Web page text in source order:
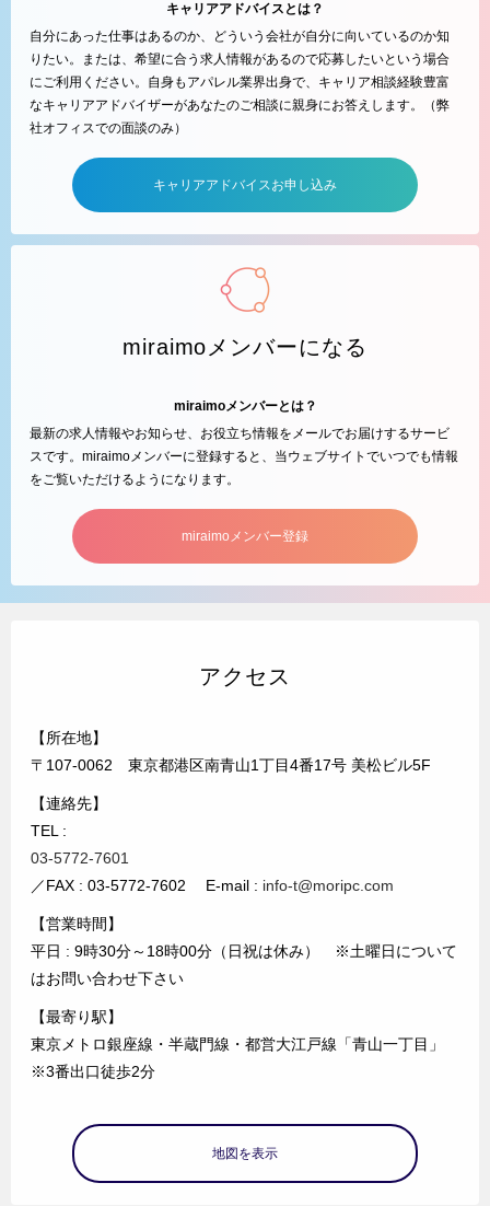
キャリアアドバイスとは？
自分にあった仕事はあるのか、どういう会社が自分に向いているのか知
りたい。または、希望に合う求人情報があるので応募したいという場合
にご利用ください。自身もアパレル業界出身で、キャリア相談経験豊富
なキャリアアドバイザーがあなたのご相談に親身にお答えします。（弊
社オフィスでの面談のみ）
キャリアアドバイスお申し込み
miraimoメンバーになる
miraimoメンバーとは？
最新の求人情報やお知らせ、お役立ち情報をメールでお届けするサービ
スです。miraimoメンバーに登録すると、当ウェブサイトでいつでも情報
をご覧いただけるようになります。
miraimoメンバー登録
アクセス
【所在地】
〒107-0062 東京都港区南青山1丁目4番17号 美松ビル5F
【連絡先】
TEL :
03-5772-7601
／FAX : 03-5772-7602 E-mail : info-t@moripc.com
【営業時間】
平日 : 9時30分～18時00分（日祝は休み） ※土曜日について
はお問い合わせ下さい
【最寄り駅】
東京メトロ銀座線・半蔵門線・都営大江戸線「青山一丁目」
※3番出口徒歩2分
地図を表示